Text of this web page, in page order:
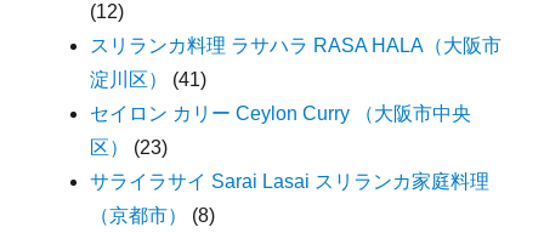
(12)
スリランカ料理 ラサハラ RASA HALA（大阪市
淀川区）
(41)
セイロン カリー Ceylon Curry （大阪市中央
区）
(23)
サライラサイ Sarai Lasai スリランカ家庭料理
（京都市）
(8)